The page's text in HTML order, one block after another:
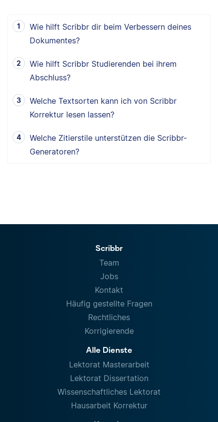
Wie hilft Scribbr dir beim Verbessern deines
Dokumentes?
Wie hilft Scribbr Studierenden bei ihrem
Abschluss?
Welche Textsorten kann ich von Scribbr
Korrektur lesen lassen?
Welche Zitierstile unterstützen die Scribbr-
Generatoren?
Scribbr
Team
Jobs
Kontakt
Häufig gestellte Fragen
Rechtliches
Korrigierende
Alle Dienste
Lektorat Masterarbeit
Lektorat Dissertation
Wissenschaftliches Lektorat
Hausarbeit Korrektur